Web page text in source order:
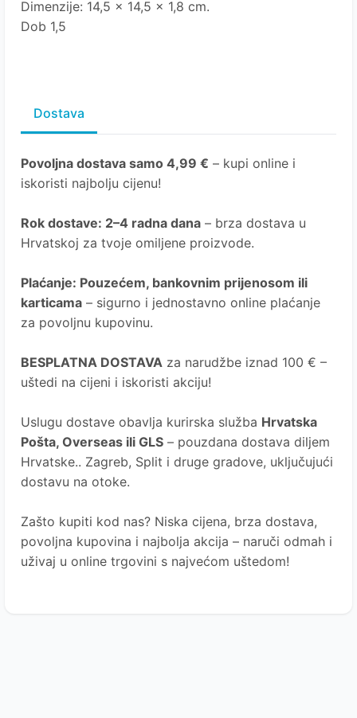
Dimenzije: 14,5 x 14,5 x 1,8 cm.
Dob 1,5
Dostava
Povoljna dostava samo 4,99 € – kupi online i
iskoristi najbolju cijenu!
Rok dostave: 2–4 radna dana – brza dostava u
Hrvatskoj za tvoje omiljene proizvode.
Plaćanje: Pouzećem, bankovnim prijenosom ili
karticama – sigurno i jednostavno online plaćanje
za povoljnu kupovinu.
BESPLATNA DOSTAVA za narudžbe iznad 100 € –
uštedi na cijeni i iskoristi akciju!
Uslugu dostave obavlja kurirska služba Hrvatska
Pošta, Overseas ili GLS – pouzdana dostava diljem
Hrvatske.. Zagreb, Split i druge gradove, uključujući
dostavu na otoke.
Zašto kupiti kod nas? Niska cijena, brza dostava,
povoljna kupovina i najbolja akcija – naruči odmah i
uživaj u online trgovini s najvećom uštedom!